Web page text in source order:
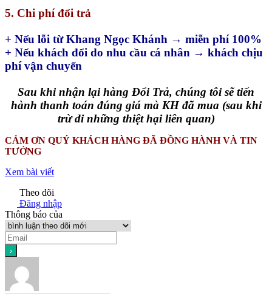
5. Chi phí đổi trả
+ Nếu lỗi từ Khang Ngọc Khánh → miễn phí 100%
+ Nếu khách đổi do nhu cầu cá nhân → khách chịu
phí vận chuyển
Sau khi nhận lại hàng Đổi Trả, chúng tôi sẽ tiến
hành thanh toán đúng giá mà KH đã mua (sau khi
trừ đi những thiệt hại liên quan)
CẢM ƠN QUÝ KHÁCH HÀNG ĐÃ ĐỒNG HÀNH VÀ TIN
TƯỞNG
Xem bài viết
Theo dõi
Đăng nhập
Thông báo của